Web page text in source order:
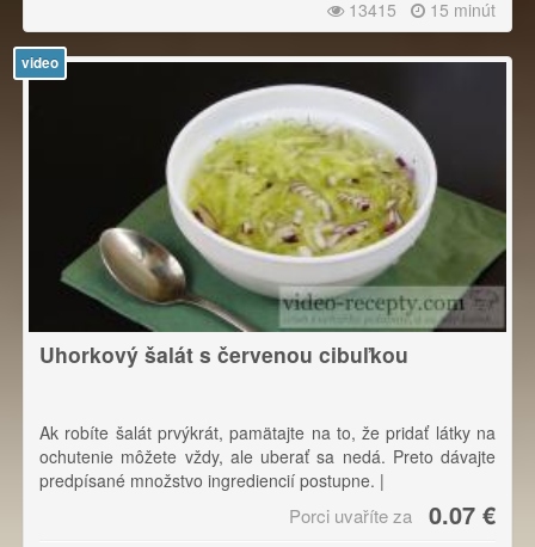
13415 15 minút
video
Uhorkový šalát s červenou cibuľkou
Ak robíte šalát prvýkrát, pamätajte na to, že pridať látky na
ochutenie môžete vždy, ale uberať sa nedá. Preto dávajte
predpísané množstvo ingrediencií postupne. |
Šalát je najlepšie podávať dobre vychladený.
Porci uvaříte za 0.07 €